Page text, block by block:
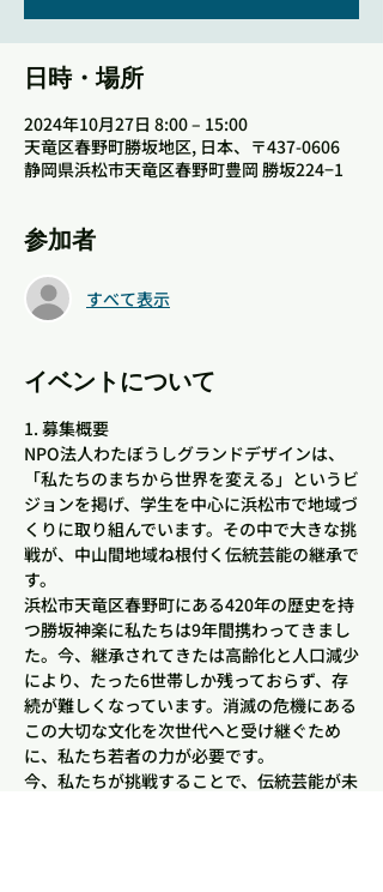
日時・場所
2024年10月27日 8:00 – 15:00
天竜区春野町勝坂地区, 日本、〒437-0606
静岡県浜松市天竜区春野町豊岡 勝坂224−1
参加者
すべて表示
イベントについて
1. 募集概要
NPO法人わたぼうしグランドデザインは、
「私たちのまちから世界を変える」というビ
ジョンを掲げ、学生を中心に浜松市で地域づ
くりに取り組んでいます。その中で大きな挑
戦が、中山間地域ね根付く伝統芸能の継承で
す。
浜松市天竜区春野町にある420年の歴史を持
つ勝坂神楽に私たちは9年間携わってきまし
た。今、継承されてきたは高齢化と人口減少
により、たった6世帯しか残っておらず、存
続が難しくなっています。消滅の危機にある
この大切な文化を次世代へと受け継ぐため
に、私たち若者の力が必要です。
今、私たちが挑戦することで、伝統芸能が未